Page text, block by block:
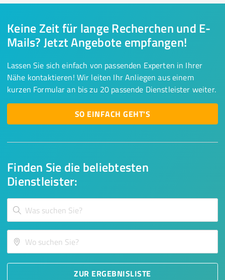
Finden Sie die beliebtesten
Dienstleister:
ZUR ERGEBNISLISTE
Keine Zeit für lange Recherchen und E-
Mails? Jetzt Angebote empfangen!
Lassen Sie sich einfach von passenden Experten in Ihrer
Nähe kontaktieren! Wir leiten Ihr Anliegen aus einem
kurzen Formular an bis zu 20 passende Dienstleister weiter.
SO EINFACH GEHT'S